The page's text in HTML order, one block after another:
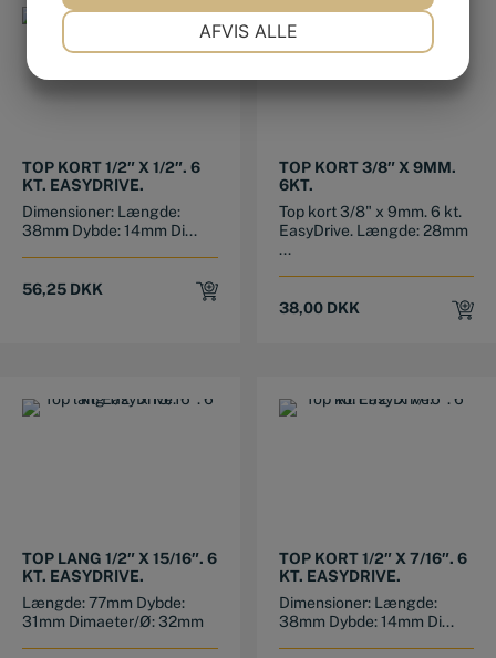
TOP KORT 1/2″ X 1/2″. 6
KT. EASYDRIVE.
Dimensioner: Længde:
38mm Dybde: 14mm Di...
56,25 DKK
TOP KORT 3/8″ X 9MM.
6KT.
Top kort 3/8" x 9mm. 6 kt.
EasyDrive. Længde: 28mm
...
38,00 DKK
TOP LANG 1/2″ X 15/16″. 6
KT. EASYDRIVE.
Længde: 77mm Dybde:
31mm Dimaeter/Ø: 32mm
TOP KORT 1/2″ X 7/16″. 6
KT. EASYDRIVE.
Dimensioner: Længde:
38mm Dybde: 14mm Di...
AFVIS ALLE